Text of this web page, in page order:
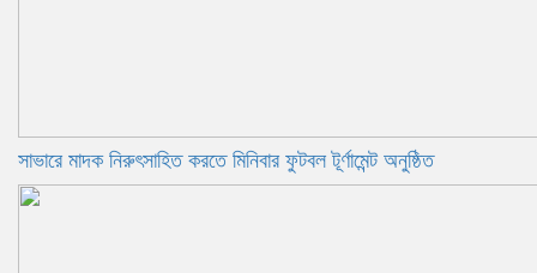
সাভারে মাদক নিরুৎসাহিত করতে মিনিবার ফুটবল টূর্ণামেন্ট অনুষ্ঠিত